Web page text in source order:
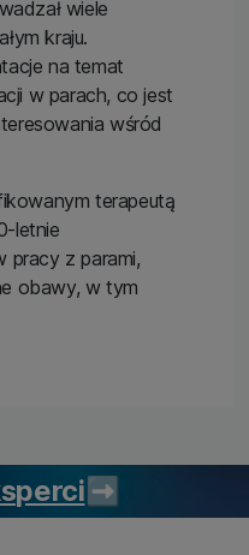
wiele
kraju.
na temat
w parach, co jest
wśród
terapeutą
letnie
pracy z parami,
obawy, w tym
➡️